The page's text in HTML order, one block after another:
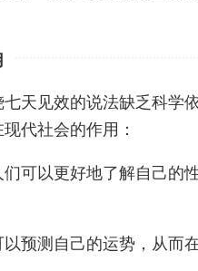
天见效的说法缺乏科学
代社会的作用：
可以更好地了解自己的
预测自己的运势，从而